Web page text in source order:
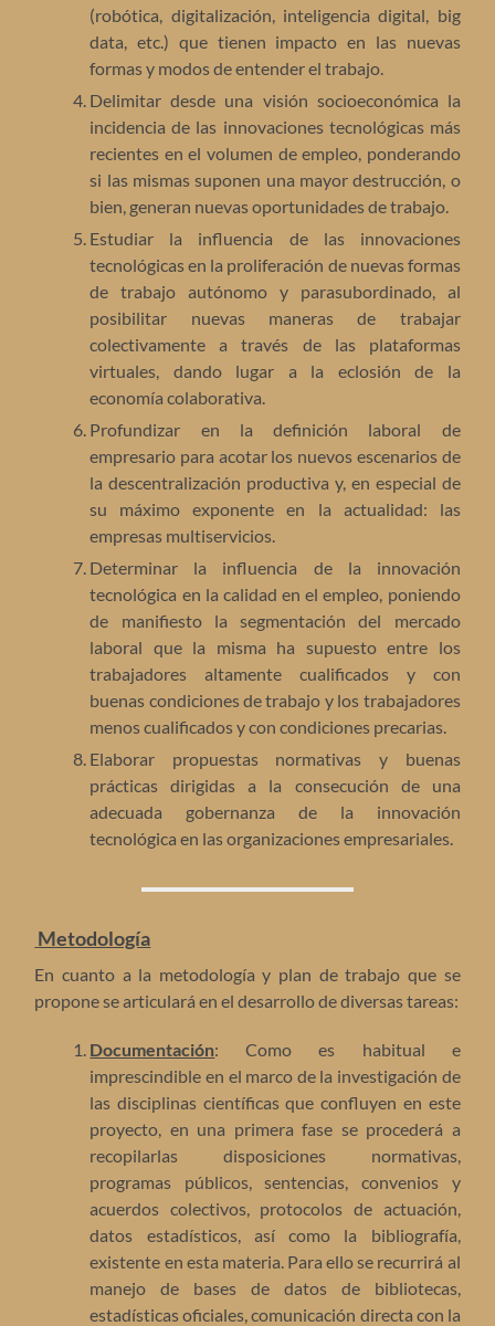
(robótica, digitalización, inteligencia digital, big
data, etc.) que tienen impacto en las nuevas
formas y modos de entender el trabajo.
Delimitar desde una visión socioeconómica la
incidencia de las innovaciones tecnológicas más
recientes en el volumen de empleo, ponderando
si las mismas suponen una mayor destrucción, o
bien, generan nuevas oportunidades de trabajo.
Estudiar la influencia de las innovaciones
tecnológicas en la proliferación de nuevas formas
de trabajo autónomo y parasubordinado, al
posibilitar nuevas maneras de trabajar
colectivamente a través de las plataformas
virtuales, dando lugar a la eclosión de la
economía colaborativa.
Profundizar en la definición laboral de
empresario para acotar los nuevos escenarios de
la descentralización productiva y, en especial de
su máximo exponente en la actualidad: las
empresas multiservicios.
Determinar la influencia de la innovación
tecnológica en la calidad en el empleo, poniendo
de manifiesto la segmentación del mercado
laboral que la misma ha supuesto entre los
trabajadores altamente cualificados y con
buenas condiciones de trabajo y los trabajadores
menos cualificados y con condiciones precarias.
Elaborar propuestas normativas y buenas
prácticas dirigidas a la consecución de una
adecuada gobernanza de la innovación
tecnológica en las organizaciones empresariales.
Metodología
En cuanto a la metodología y plan de trabajo que se
propone se articulará en el desarrollo de diversas tareas:
Documentación: Como es habitual e
imprescindible en el marco de la investigación de
las disciplinas científicas que confluyen en este
proyecto, en una primera fase se procederá a
recopilarlas disposiciones normativas,
programas públicos, sentencias, convenios y
acuerdos colectivos, protocolos de actuación,
datos estadísticos, así como la bibliografía,
existente en esta materia. Para ello se recurrirá al
manejo de bases de datos de bibliotecas,
estadísticas oficiales, comunicación directa con la